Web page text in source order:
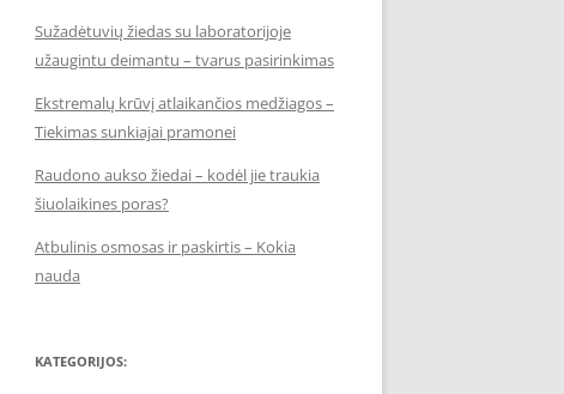
Sužadėtuvių žiedas su laboratorijoje
užaugintu deimantu – tvarus pasirinkimas
Ekstremalų krūvį atlaikančios medžiagos –
Tiekimas sunkiajai pramonei
Raudono aukso žiedai – kodėl jie traukia
šiuolaikines poras?
Atbulinis osmosas ir paskirtis – Kokia
nauda
KATEGORIJOS: